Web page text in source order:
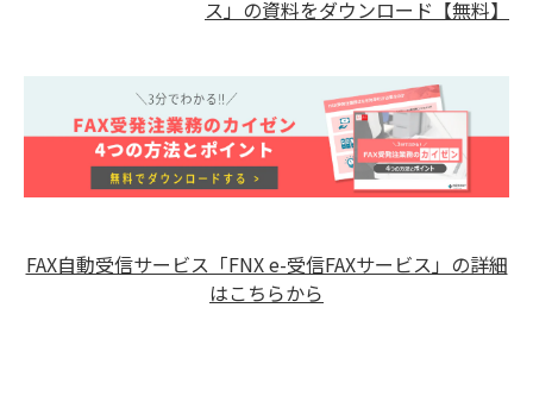
ス」の資料をダウンロード【無料】
FAX自動受信サービス「FNX e-受信FAXサービス」の詳細
はこちらから